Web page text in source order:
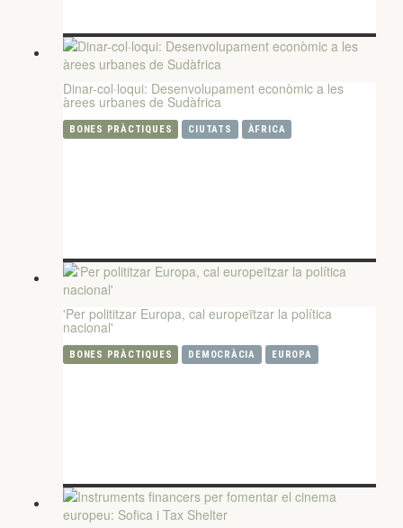
Dinar-col·loqui: Desenvolupament econòmic a les
àrees urbanes de Sudàfrica
BONES PRÀCTIQUES CIUTATS ÀFRICA
'Per polititzar Europa, cal europeïtzar la política
nacional'
BONES PRÀCTIQUES DEMOCRÀCIA EUROPA